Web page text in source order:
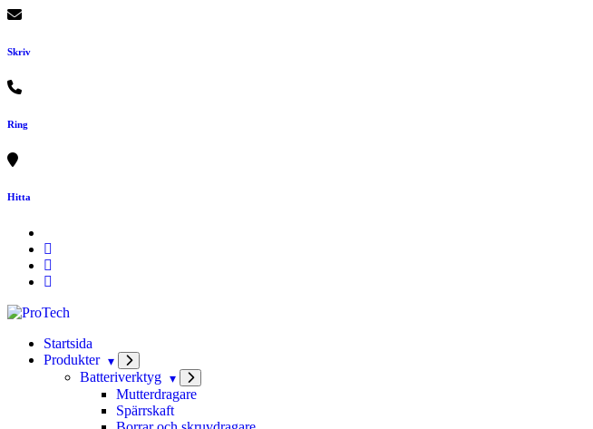
Skip
content
Skriv
Ring
Hitta
Startsida
Produkter
Batteriverktyg
Mutterdragare
Spärrskaft